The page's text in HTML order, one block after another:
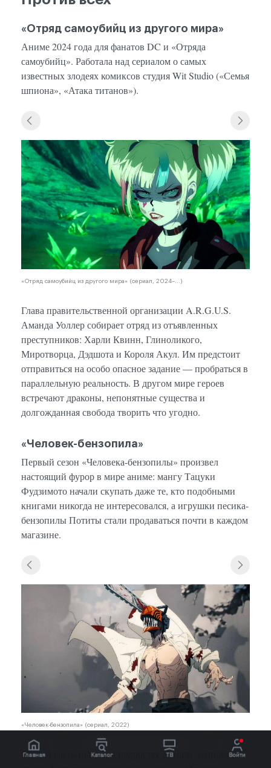
«Отряд самоубийц из другого мира»
Аниме 2024 года для фанатов DC и «Отряда
самоубийц». Работала над сериалом о самых
известных злодеях комиксов студия Wit Studio («Семья
шпиона», «Атака титанов»).
«Отряд самоубийц из другого мира» (сериал, 2024–...)
Глава правительственной организации A.R.G.U.S.
Аманда Уоллер собирает отряд из отъявленных
преступников: Харли Квинн, Глиноликого,
Миротворца, Дэдшота и Короля Акул. Им предстоит
отправиться на особо опасное задание — пробраться в
параллельную реальность. В другом мире героев
встречают драконы, непонятные существа и
долгожданная свобода творить что угодно.
«Человек-бензопила»
Первый сезон «Человека-бензопилы» произвел
настоящий фурор в мире аниме: мангу Тацуки
Фудзимото начали скупать даже те, кто подобными
книгами никогда не интересовался, а игрушки песика-
бензопилы Потиты стали продаваться почти в каждом
магазине.
«Человек-бензопила» (сериал, 2022)
Сериал рассказывает о подростке Дэндзи, которому
Главная Каталог ТВ Войти